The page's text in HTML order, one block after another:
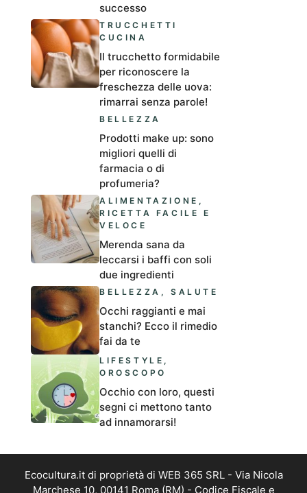
successo
TRUCCHETTI
CUCINA
Il trucchetto formidabile
per riconoscere la
freschezza delle uova:
rimarrai senza parole!
BELLEZZA
Prodotti make up: sono
migliori quelli di
farmacia o di
profumeria?
ALIMENTAZIONE ,
RICETTA FACILE E
VELOCE
Merenda sana da
leccarsi i baffi con soli
due ingredienti
BELLEZZA ,SALUTE
Occhi raggianti e mai
stanchi? Ecco il rimedio
fai da te
LIFESTYLE ,
OROSCOPO
Occhio con loro, questi
segni ci mettono tanto
ad innamorarsi!
Ecocultura.it di proprietà di WEB 365 SRL - Via Nicola
Marchese 10, 00141 Roma (RM) - Codice Fiscale e